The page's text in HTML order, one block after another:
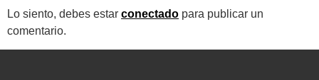
Lo siento, debes estar conectado para publicar un
comentario.